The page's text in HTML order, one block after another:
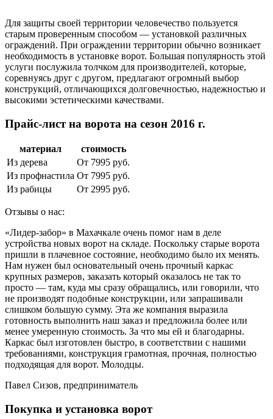
Для защиты своей территории человечество пользуется
старым проверенным способом — установкой различных
ограждений. При ограждении территории обычно возникает
необходимость в установке ворот. Большая популярность этой
услуги послужила толчком для производителей, которые,
соревнуясь друг с другом, предлагают огромный выбор
конструкций, отличающихся долговечностью, надежностью и
высокими эстетическими качествами.
Прайс-лист на ворота на сезон 2016 г.
материал
стоимость
Из дерева
От 7995 руб.
Из профнастила От 7995 руб.
Из рабицы
От 2995 руб.
Отзывы о нас:
«Лидер-забор» в Махачкале очень помог нам в деле
устройства новых ворот на складе. Поскольку старые ворота
пришли в плачевное состояние, необходимо было их менять.
Нам нужен был основательный очень прочный каркас
крупных размеров, заказать который оказалось не так то
просто — там, куда мы сразу обращались, или говорили, что
не производят подобные конструкции, или запрашивали
слишком большую сумму. Эта же компания выразила
готовность выполнить наш заказ и предложила более или
менее умеренную стоимость. За что мы ей и благодарны.
Каркас был изготовлен быстро, в соответствии с нашими
требованиями, конструкция грамотная, прочная, полностью
подходящая для ворот. Молодцы.
Павел Сизов, предприниматель
Покупка и установка ворот